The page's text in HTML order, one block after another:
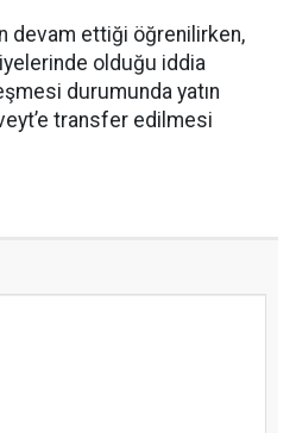
devam ettiği öğrenilirken,
olduğu iddia
durumunda yatın
transfer edilmesi